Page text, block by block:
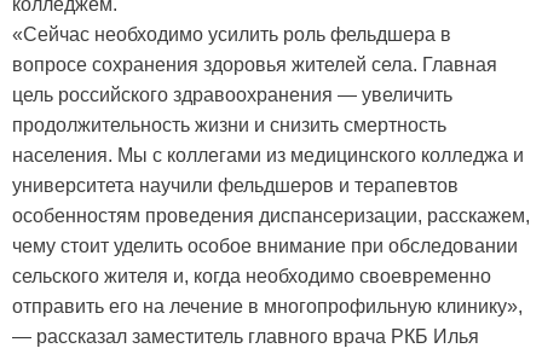
«Сейчас необходимо усилить роль фельдшера в
вопросе сохранения здоровья жителей села. Главная
цель российского здравоохранения — увеличить
продолжительность жизни и снизить смертность
населения. Мы с коллегами из медицинского колледжа и
университета научили фельдшеров и терапевтов
особенностям проведения диспансеризации, расскажем,
чему стоит уделить особое внимание при обследовании
сельского жителя и, когда необходимо своевременно
отправить его на лечение в многопрофильную клинику»,
— рассказал заместитель главного врача РКБ Илья